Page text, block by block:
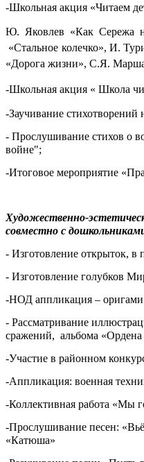
-Школьная акция «Читаем
Ю. Яковлев «Как Сережа
«Стальное колечко», И.
«Дорога жизни», С.Я.
-Школьная акция « Школа
-Заучивание
- Прослушивание стихов о
войне";
-Итоговое мероприятие
Художественно-
совместно с
- Изготовление открыток, в
- Изготовление голубков
-НОД аппликация –
- Рассматривание
сражений, альбома
-Участие в районном
-Аппликация: военная
-Коллективная работа «Мы
-Прослушивание песен:
«Катюша»